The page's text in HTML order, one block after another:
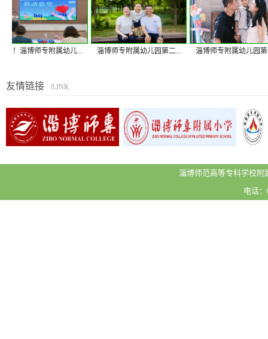
！淄博师专附属幼儿... 淄博师专附属幼儿园第二... 淄博师专附属幼儿园第一
友情链接 /LINK
淄博师范高等专科学校
电话